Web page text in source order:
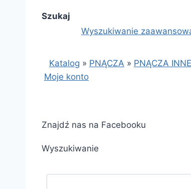
Szukaj
Wyszukiwanie
Katalog » PNĄCZA » PNĄCZA INNE
Moje konto
Znajdź nas na Facebooku
Wyszukiwanie